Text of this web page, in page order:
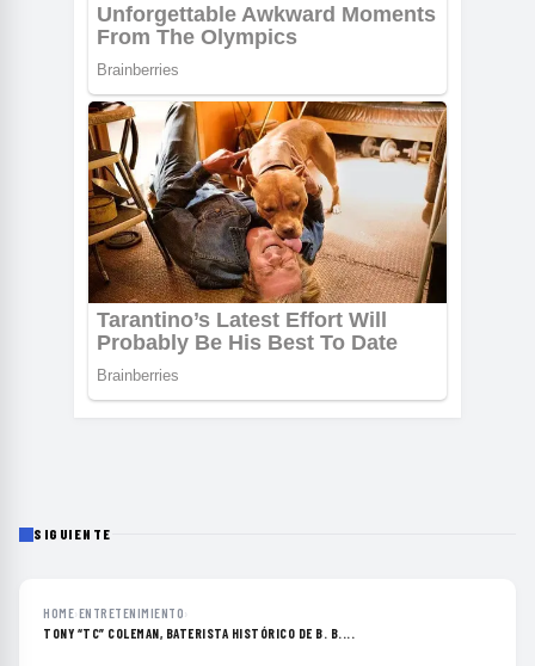
SIGUIENTE
HOME›ENTRETENIMIENTO›
TONY “TC” COLEMAN, BATERISTA HISTÓRICO DE B. B....